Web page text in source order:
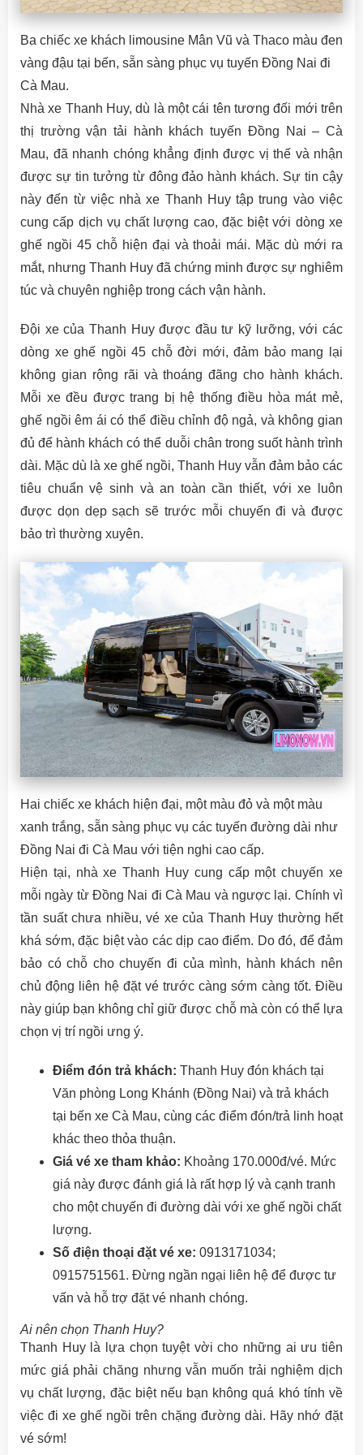
Ba chiếc xe khách limousine Mân Vũ và Thaco màu đen
vàng đậu tại bến, sẵn sàng phục vụ tuyến Đồng Nai đi
Cà Mau.
Nhà xe Thanh Huy, dù là một cái tên tương đối mới trên
thị trường vận tải hành khách tuyến Đồng Nai – Cà
Mau, đã nhanh chóng khẳng định được vị thế và nhận
được sự tin tưởng từ đông đảo hành khách. Sự tin cậy
này đến từ việc nhà xe Thanh Huy tập trung vào việc
cung cấp dịch vụ chất lượng cao, đặc biệt với dòng xe
ghế ngồi 45 chỗ hiện đại và thoải mái. Mặc dù mới ra
mắt, nhưng Thanh Huy đã chứng minh được sự nghiêm
túc và chuyên nghiệp trong cách vận hành.
Đội xe của Thanh Huy được đầu tư kỹ lưỡng, với các
dòng xe ghế ngồi 45 chỗ đời mới, đảm bảo mang lại
không gian rộng rãi và thoáng đãng cho hành khách.
Mỗi xe đều được trang bị hệ thống điều hòa mát mẻ,
ghế ngồi êm ái có thể điều chỉnh độ ngả, và không gian
đủ để hành khách có thể duỗi chân trong suốt hành trình
dài. Mặc dù là xe ghế ngồi, Thanh Huy vẫn đảm bảo các
tiêu chuẩn vệ sinh và an toàn cần thiết, với xe luôn
được dọn dẹp sạch sẽ trước mỗi chuyến đi và được
bảo trì thường xuyên.
Hai chiếc xe khách hiện đại, một màu đỏ và một màu
xanh trắng, sẵn sàng phục vụ các tuyến đường dài như
Đồng Nai đi Cà Mau với tiện nghi cao cấp.
Hiện tại, nhà xe Thanh Huy cung cấp một chuyến xe
mỗi ngày từ Đồng Nai đi Cà Mau và ngược lại. Chính vì
tần suất chưa nhiều, vé xe của Thanh Huy thường hết
khá sớm, đặc biệt vào các dịp cao điểm. Do đó, để đảm
bảo có chỗ cho chuyến đi của mình, hành khách nên
chủ động liên hệ đặt vé trước càng sớm càng tốt. Điều
này giúp bạn không chỉ giữ được chỗ mà còn có thể lựa
chọn vị trí ngồi ưng ý.
Điểm đón trả khách: Thanh Huy đón khách tại
Văn phòng Long Khánh (Đồng Nai) và trả khách
tại bến xe Cà Mau, cùng các điểm đón/trả linh hoạt
khác theo thỏa thuận.
Giá vé xe tham khảo: Khoảng 170.000đ/vé. Mức
giá này được đánh giá là rất hợp lý và cạnh tranh
cho một chuyến đi đường dài với xe ghế ngồi chất
lượng.
Số điện thoại đặt vé xe: 0913171034;
0915751561. Đừng ngần ngại liên hệ để được tư
vấn và hỗ trợ đặt vé nhanh chóng.
Ai nên chọn Thanh Huy?
Thanh Huy là lựa chọn tuyệt vời cho những ai ưu tiên
mức giá phải chăng nhưng vẫn muốn trải nghiệm dịch
vụ chất lượng, đặc biệt nếu bạn không quá khó tính về
việc đi xe ghế ngồi trên chặng đường dài. Hãy nhớ đặt
vé sớm!